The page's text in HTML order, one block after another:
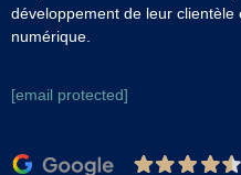
développement de leur
numérique.
[email protected]